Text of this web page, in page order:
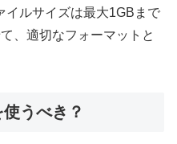
イルサイズは最大1GBまで
、適切なフォーマットと
うべき？